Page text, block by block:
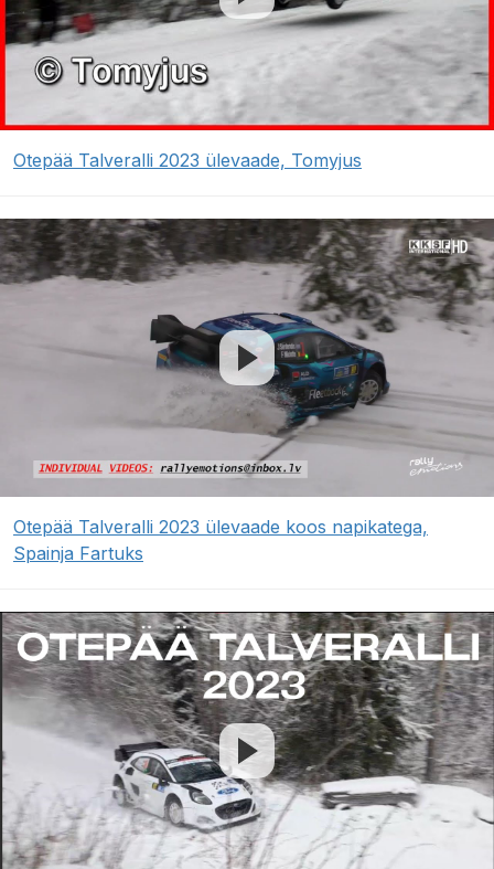
Otepää Talveralli 2023 ülevaade, Tomyjus
Otepää Talveralli 2023 ülevaade koos napikatega,
Spainja Fartuks